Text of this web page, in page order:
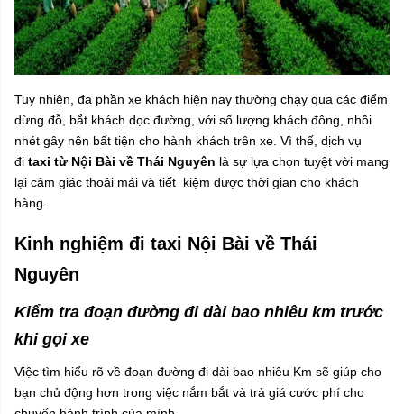
Tuy nhiên, đa phần xe khách hiện nay thường chạy qua các điểm
dừng đỗ, bắt khách dọc đường, với số lượng khách đông, nhồi
nhét gây nên bất tiện cho hành khách trên xe. Vì thế, dịch vụ
đi taxi từ Nội Bài về Thái Nguyên là sự lựa chọn tuyệt vời mang
lại cảm giác thoải mái và tiết kiệm được thời gian cho khách
hàng.
Kinh nghiệm đi taxi Nội Bài về Thái
Nguyên
Kiểm tra đoạn đường đi dài bao nhiêu km trước
khi gọi xe
Việc tìm hiểu rõ về đoạn đường đi dài bao nhiêu Km sẽ giúp cho
bạn chủ động hơn trong việc nắm bắt và trả giá cước phí cho